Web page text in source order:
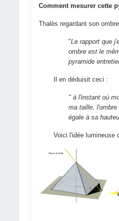
Comment mesurer cette
Thalès regardant son
"Le rapport que
ombre est le
pyramide
Il en déduisit ceci :
" à l'instant où
ma taille,
égale à sa
Voici l'idée lumineuse